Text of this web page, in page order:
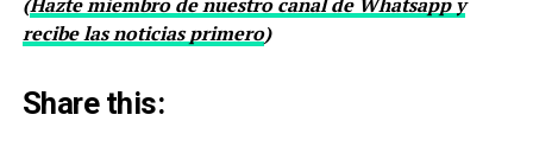
recibe las noticias primero)
Share this: